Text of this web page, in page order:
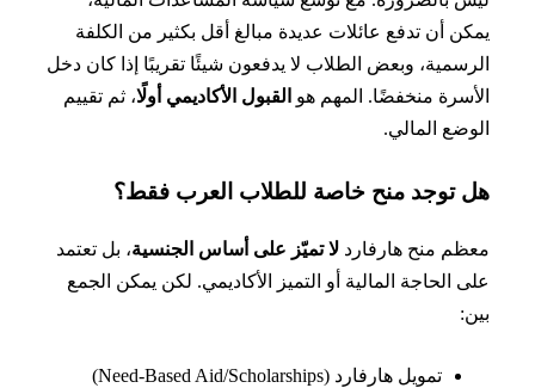
أن تدفع عائلات عديدة مبالغ أقل بكثير من الكلفة
وبعض الطلاب لا يدفعون شيئًا تقريبًا إذا كان دخل
منخفضًا. المهم هوالقبول الأكاديمي أولًا، ثم تقييم
المالي.
توجد منح خاصة للطلاب العرب فقط؟
منح هارفارد لا تميّز على أساس الجنسية ، بل تعتمد
الحاجة المالية أو التميز الأكاديمي. لكن يمكن الجمع
تمويل هارفارد (Need-Based Aid/Scholarships)